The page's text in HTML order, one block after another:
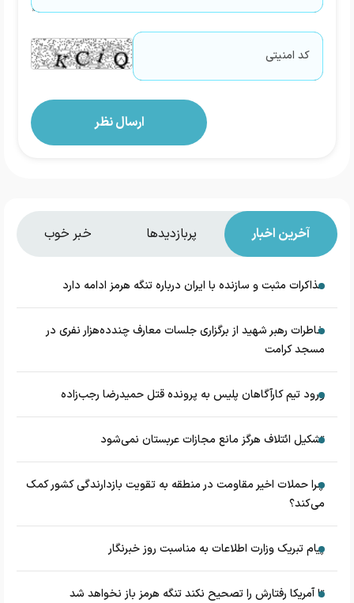
آخرین اخبار پربازدیدها خبر خوب
مذاکرات مثبت و سازنده با ایران درباره تنگه هرمز ادامه دارد
خاطرات رهبر شهید از برگزاری جلسات معارف چندده‌هزار نفری در
مسجد کرامت
ورود تیم کارآگاهان پلیس به پرونده قتل حمیدرضا رجب‌زاده
تشکیل ائتلاف هرگز مانع مجازات عربستان نمی‌شود
چرا حملات اخیر مقاومت در منطقه به تقویت بازدارندگی کشور کمک
می‌کند؟
پیام تبریک وزارت اطلاعات به مناسبت روز خبرنگار
تا آمریکا رفتارش را تصحیح نکند تنگه هرمز باز نخواهد شد